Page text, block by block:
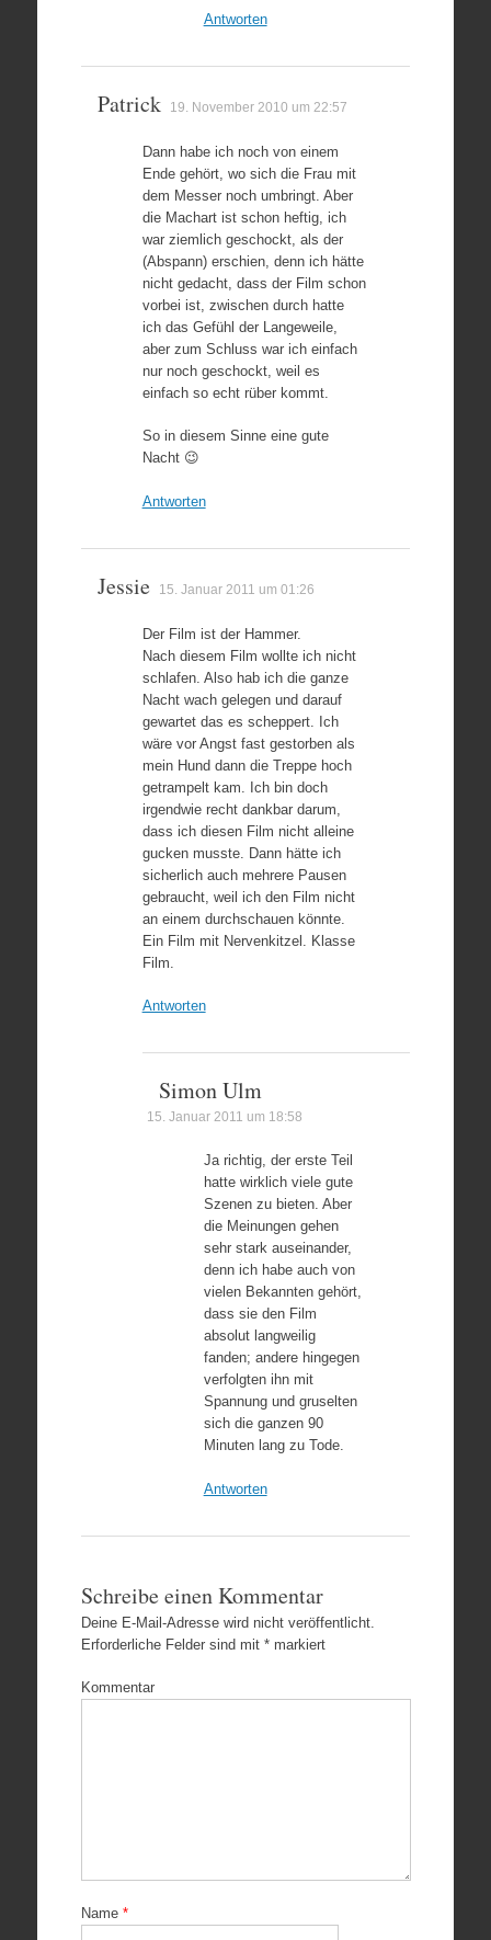
Antworten
Patrick 19. November 2010 um 22:57
Dann habe ich noch von einem
Ende gehört, wo sich die Frau mit
dem Messer noch umbringt. Aber
die Machart ist schon heftig, ich
war ziemlich geschockt, als der
(Abspann) erschien, denn ich hätte
nicht gedacht, dass der Film schon
vorbei ist, zwischen durch hatte
ich das Gefühl der Langeweile,
aber zum Schluss war ich einfach
nur noch geschockt, weil es
einfach so echt rüber kommt.
So in diesem Sinne eine gute
Nacht 😉
Antworten
Jessie 15. Januar 2011 um 01:26
Der Film ist der Hammer.
Nach diesem Film wollte ich nicht
schlafen. Also hab ich die ganze
Nacht wach gelegen und darauf
gewartet das es scheppert. Ich
wäre vor Angst fast gestorben als
mein Hund dann die Treppe hoch
getrampelt kam. Ich bin doch
irgendwie recht dankbar darum,
dass ich diesen Film nicht alleine
gucken musste. Dann hätte ich
sicherlich auch mehrere Pausen
gebraucht, weil ich den Film nicht
an einem durchschauen könnte.
Ein Film mit Nervenkitzel. Klasse
Film.
Antworten
Simon Ulm
15. Januar 2011 um 18:58
Ja richtig, der erste Teil
hatte wirklich viele gute
Szenen zu bieten. Aber
die Meinungen gehen
sehr stark auseinander,
denn ich habe auch von
vielen Bekannten gehört,
dass sie den Film
absolut langweilig
fanden; andere hingegen
verfolgten ihn mit
Spannung und gruselten
sich die ganzen 90
Minuten lang zu Tode.
Antworten
Schreibe einen Kommentar
Deine E-Mail-Adresse wird nicht veröffentlicht.
Erforderliche Felder sind mit *markiert
Kommentar
Name *